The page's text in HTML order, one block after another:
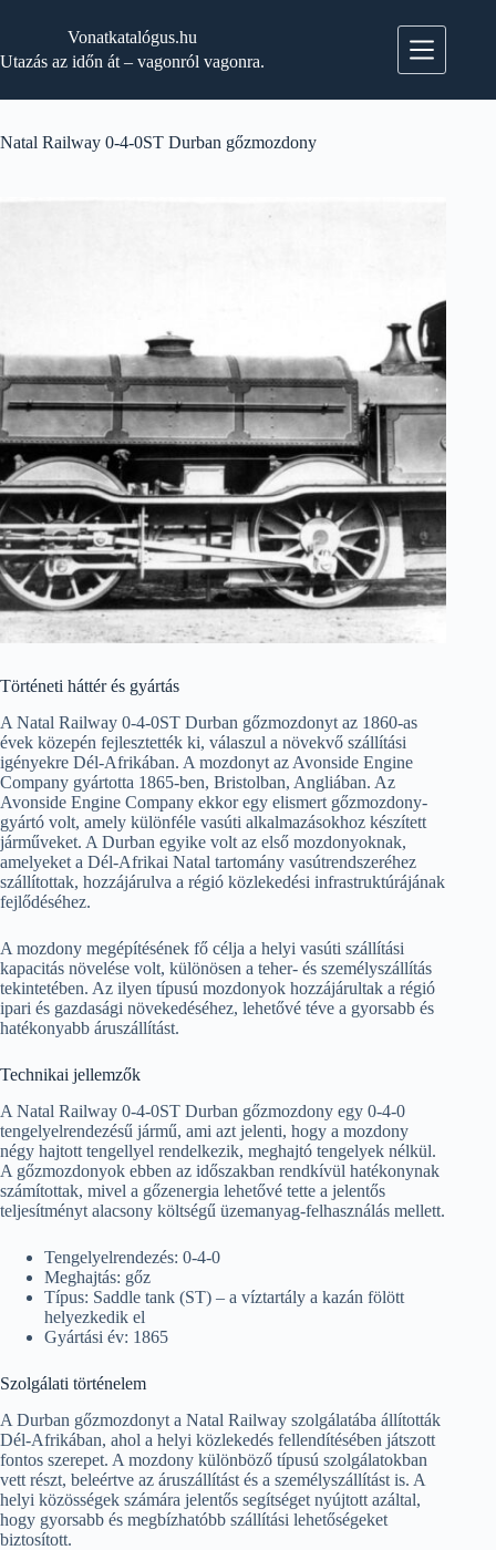
Vonatkatalógus.hu
Utazás az időn át – vagonról vagonra.
Natal Railway 0-4-0ST Durban gőzmozdony
Történeti háttér és gyártás
A Natal Railway 0-4-0ST Durban gőzmozdonyt az 1860-as
évek közepén fejlesztették ki, válaszul a növekvő szállítási
igényekre Dél-Afrikában. A mozdonyt az Avonside Engine
Company gyártotta 1865-ben, Bristolban, Angliában. Az
Avonside Engine Company ekkor egy elismert gőzmozdony-
gyártó volt, amely különféle vasúti alkalmazásokhoz készített
járműveket. A Durban egyike volt az első mozdonyoknak,
amelyeket a Dél-Afrikai Natal tartomány vasútrendszeréhez
szállítottak, hozzájárulva a régió közlekedési infrastruktúrájának
fejlődéséhez.
A mozdony megépítésének fő célja a helyi vasúti szállítási
kapacitás növelése volt, különösen a teher- és személyszállítás
tekintetében. Az ilyen típusú mozdonyok hozzájárultak a régió
ipari és gazdasági növekedéséhez, lehetővé téve a gyorsabb és
hatékonyabb áruszállítást.
Technikai jellemzők
A Natal Railway 0-4-0ST Durban gőzmozdony egy 0-4-0
tengelyelrendezésű jármű, ami azt jelenti, hogy a mozdony
négy hajtott tengellyel rendelkezik, meghajtó tengelyek nélkül.
A gőzmozdonyok ebben az időszakban rendkívül hatékonynak
számítottak, mivel a gőzenergia lehetővé tette a jelentős
teljesítményt alacsony költségű üzemanyag-felhasználás mellett.
Tengelyelrendezés: 0-4-0
Meghajtás: gőz
Típus: Saddle tank (ST) – a víztartály a kazán fölött
helyezkedik el
Gyártási év: 1865
Szolgálati történelem
A Durban gőzmozdonyt a Natal Railway szolgálatába állították
Dél-Afrikában, ahol a helyi közlekedés fellendítésében játszott
fontos szerepet. A mozdony különböző típusú szolgálatokban
vett részt, beleértve az áruszállítást és a személyszállítást is. A
helyi közösségek számára jelentős segítséget nyújtott azáltal,
hogy gyorsabb és megbízhatóbb szállítási lehetőségeket
biztosított.